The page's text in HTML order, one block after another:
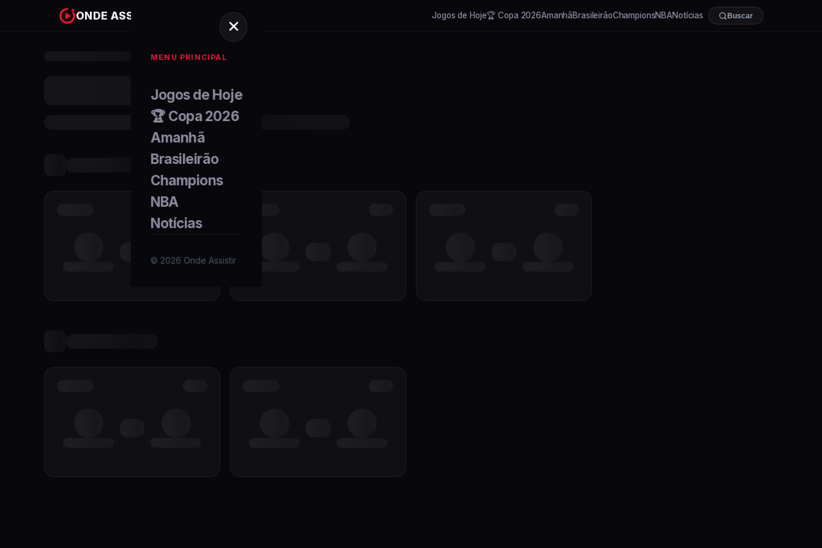
ONDE ASSISTIR Jogos de Hoje🏆 Copa 2026AmanhãBrasileirãoChampionsNBANotícias Buscar
MENU PRINCIPAL
Jogos de Hoje
🏆 Copa 2026
Amanhã
Brasileirão
Champions
NBA
Notícias
© 2026 Onde Assistir